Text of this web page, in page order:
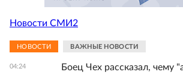
Новости СМИ2
НОВОСТИ ВАЖНЫЕ НОВОСТИ
04:24
Боец Чех рассказал, чему